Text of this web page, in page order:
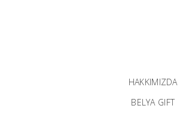
HAKKIMIZDA
BELYA GIFT